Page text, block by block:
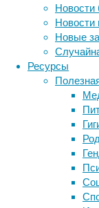
Новости
Новости
Новые
Ресурсы
из-
Метки